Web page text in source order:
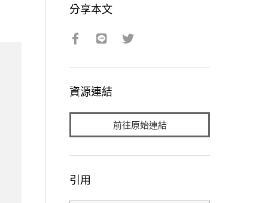
分享本文
資源連結
前往原始連結
引用